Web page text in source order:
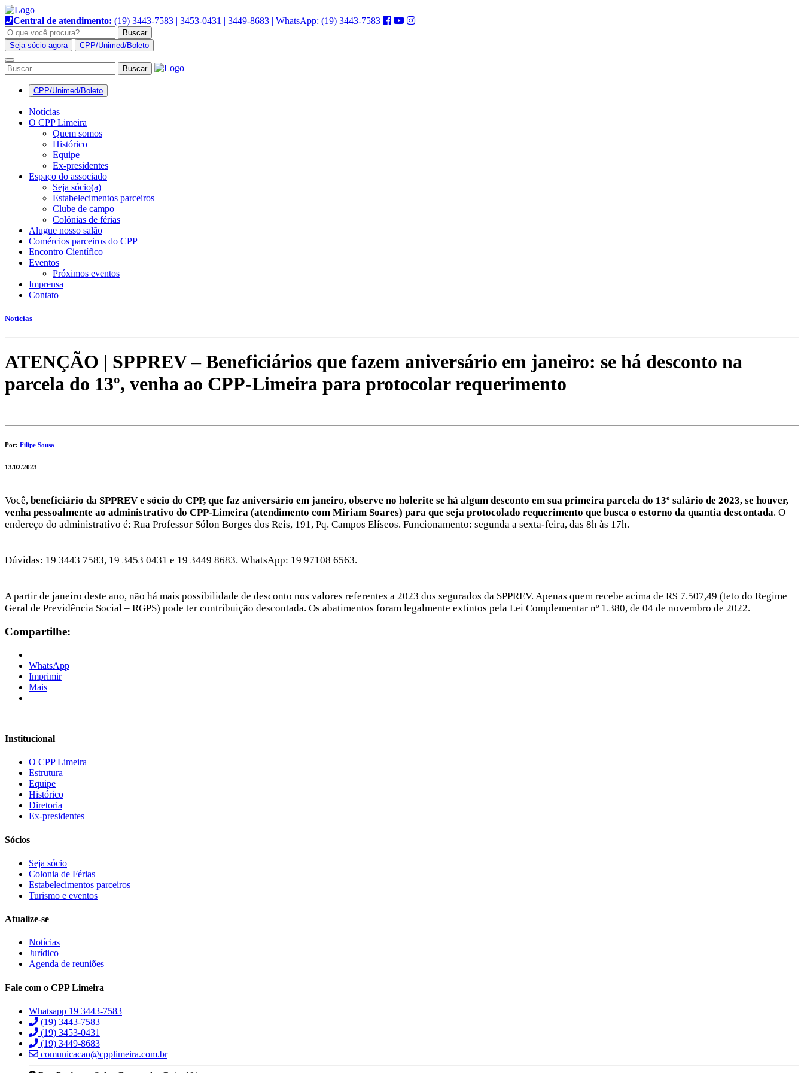
Pular
para
o
conteúdo
Central de atendimento: (19) 3443-7583 | 3453-0431 | 3449-8683 | WhatsApp: (19) 3443-7583
Buscar
Seja sócio agora
CPP/Unimed/Boleto
Alternar
navegação
CPP/Unimed/Boleto
Notícias
O CPP Limeira
Quem somos
Histórico
Equipe
Ex-presidentes
Espaço do associado
Seja sócio(a)
Estabelecimentos parceiros
Clube de campo
Colônias de férias
Alugue nosso salão
Comércios parceiros do CPP
Encontro Científico
Eventos
Próximos eventos
Imprensa
Contato
Notícias
ATENÇÃO | SPPREV – Beneficiários que fazem aniversário em janeiro: se há desconto na
parcela do 13º, venha ao CPP-Limeira para protocolar requerimento
Por: Filipe Sousa
13/02/2023
Você, beneficiário da SPPREV e sócio do CPP, que faz aniversário em janeiro, observe no holerite se há algum desconto em sua primeira parcela do 13º salário de 2023, se houver,
venha pessoalmente ao administrativo do CPP-Limeira (atendimento com Miriam Soares) para que seja protocolado requerimento que busca o estorno da quantia descontada. O
endereço do administrativo é: Rua Professor Sólon Borges dos Reis, 191, Pq. Campos Elíseos. Funcionamento: segunda a sexta-feira, das 8h às 17h.
Dúvidas: 19 3443 7583, 19 3453 0431 e 19 3449 8683. WhatsApp: 19 97108 6563.
A partir de janeiro deste ano, não há mais possibilidade de desconto nos valores referentes a 2023 dos segurados da SPPREV. Apenas quem recebe acima de R$ 7.507,49 (teto do Regime
Geral de Previdência Social – RGPS) pode ter contribuição descontada. Os abatimentos foram legalmente extintos pela Lei Complementar nº 1.380, de 04 de novembro de 2022.
Compartilhe:
WhatsApp
Imprimir
Mais
Institucional
O CPP Limeira
Estrutura
Equipe
Histórico
Diretoria
Ex-presidentes
Sócios
Seja sócio
Colonia de Férias
Estabelecimentos parceiros
Turismo e eventos
Atualize-se
Notícias
Jurídico
Agenda de reuniões
Fale com o CPP Limeira
Whatsapp 19 3443-7583
(19) 3443-7583
(19) 3453-0431
(19) 3449-8683
comunicacao@cpplimeira.com.br